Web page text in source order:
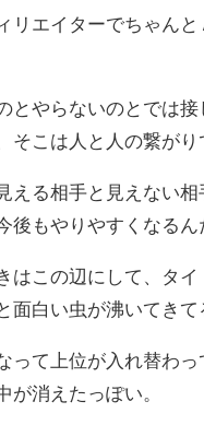
リエイターでちゃん
とやらないのとでは
そこは人と人の繋がり
える相手と見えない
後もやりやすくなるん
はこの辺にして、タ
面白い虫が沸いてきて
って上位が入れ替わ
が消えたっぽい。